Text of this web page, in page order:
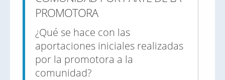
PROMOTORA
¿Qué se hace con las
aportaciones iniciales realizadas
por la promotora a la
comunidad?